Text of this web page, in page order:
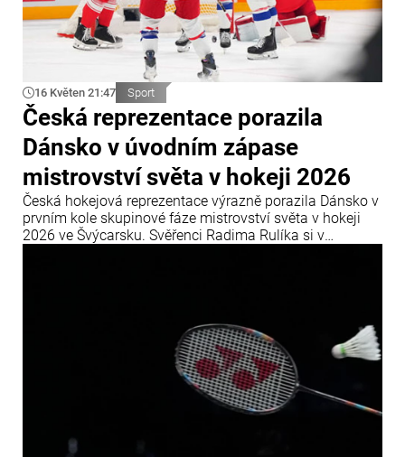
16 Květen 21:47 Sport
Česká reprezentace porazila
Dánsko v úvodním zápase
mistrovství světa v hokeji 2026
Česká hokejová reprezentace výrazně porazila Dánsko v
prvním kole skupinové fáze mistrovství světa v hokeji
2026 ve Švýcarsku. Svěřenci Radima Rulíka si v